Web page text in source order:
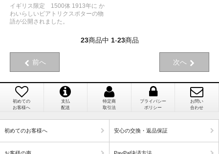
イギリス限定 1500体 1913年に か
わいらしいビアトリクスポターの物
語が公開されました。
23商品中 1-23商品
前へ 次へ
初めての
お客様へ
支払
配送
特定商
取引法
プライバシー
ポリシー
お問い
合わせ
初めてのお客様へ 安心の交換・返品保証